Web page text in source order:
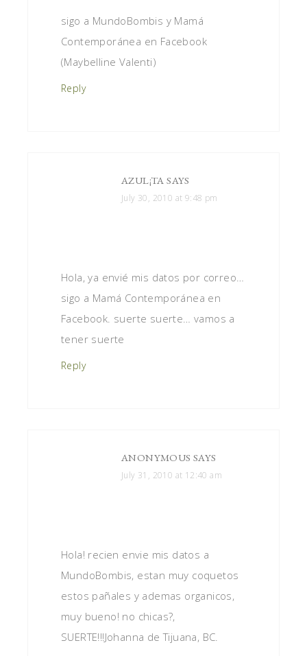
sigo a MundoBombis y Mamá
Contemporánea en Facebook
(Maybelline Valenti)
Reply
AZUL¡TA SAYS
July 30, 2010 at 9:48 pm
Hola, ya envié mis datos por correo…
sigo a Mamá Contemporánea en
Facebook. suerte suerte… vamos a
tener suerte
Reply
ANONYMOUS SAYS
July 31, 2010 at 12:40 am
Hola! recien envie mis datos a
MundoBombis, estan muy coquetos
estos pañales y ademas organicos,
muy bueno! no chicas?,
SUERTE!!!Johanna de Tijuana, BC.